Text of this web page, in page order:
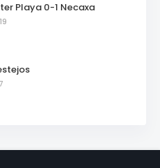
Playa 0-1 Necaxa